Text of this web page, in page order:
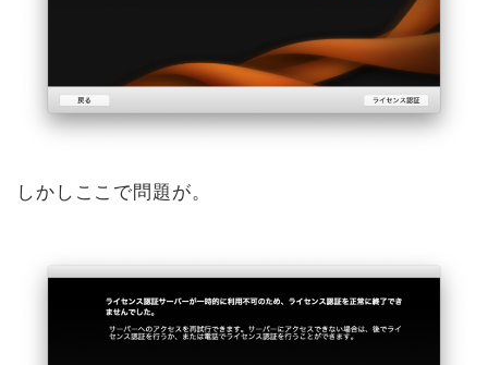
しかしここで問題が。